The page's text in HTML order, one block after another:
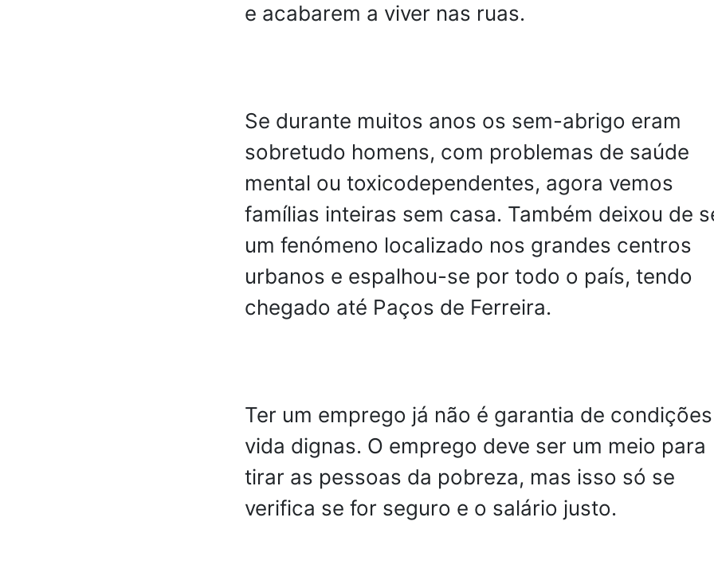
e acabarem a viver nas ruas.
Se durante muitos anos os sem-abrigo eram
sobretudo homens, com problemas de saúde
mental ou toxicodependentes, agora vemos
famílias inteiras sem casa. Também deixou de
um fenómeno localizado nos grandes centros
urbanos e espalhou-se por todo o país, tendo
chegado até Paços de Ferreira.
Ter um emprego já não é garantia de
vida dignas. O emprego deve ser um meio para
tirar as pessoas da pobreza, mas isso só se
verifica se for seguro e o salário justo.